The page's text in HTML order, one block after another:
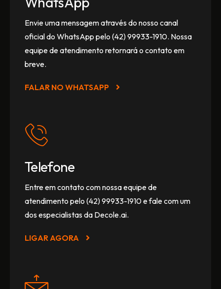
Envie uma mensagem através do nosso canal
oficial do WhatsApp pelo (42) 99933-1910. Nossa
equipe de atendimento retornará o contato em
breve.
FALAR NO WHATSAPP
Telefone
Entre em contato com nossa equipe de
atendimento pelo (42) 99933-1910 e fale com um
dos especialistas da Decole.ai.
LIGAR AGORA